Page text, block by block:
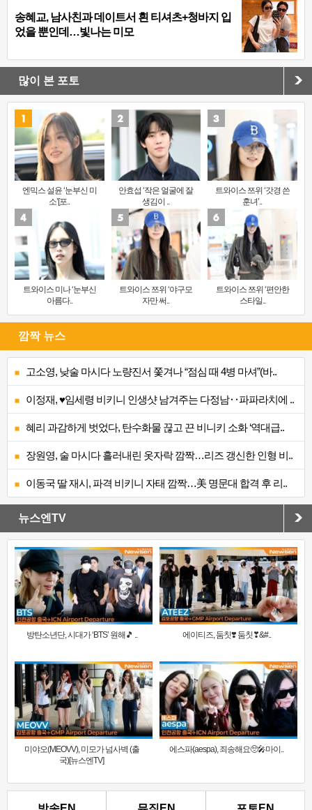
송혜교, 남사친과 데이트서 흰 티셔츠+청바지 입
었을 뿐인데…빛나는 미모
많이 본 포토
엔믹스 설윤 ‘눈부신 미
소’[포..
안효섭 ‘작은 얼굴에 잘
생김이 ..
트와이스 쯔위 ‘갓경 쓴
훈녀’..
트와이스 미나 ‘눈부신
아름다..
트와이스 쯔위 ‘야구모
자만 써..
트와이스 쯔위 ‘편안한
스타일..
깜짝 뉴스
고소영, 낮술 마시다 노량진서 쫓겨나 “점심 때 4병 마셔”(바..
이정재, ♥임세령 비키니 인생샷 남겨주는 다정남‥파파라치에 ..
혜리 과감하게 벗었다, 탄수화물 끊고 끈 비니키 소화 ‘역대급..
장원영, 술 마시다 흘러내린 옷자락 깜짝…리즈 갱신한 인형 비..
이동국 딸 재시, 파격 비키니 자태 깜짝…美 명문대 합격 후 리..
뉴스엔TV
방탄소년단, 시대가 ‘BTS’ 원해🎵 .. 에이티즈, 둠칫❣️ 둠칫❣&#..
미야오(MEOVV), 미모가 넘사벽 (출
국)[뉴스엔TV]
에스파(aespa), 죄송해요🥺🎤마이..